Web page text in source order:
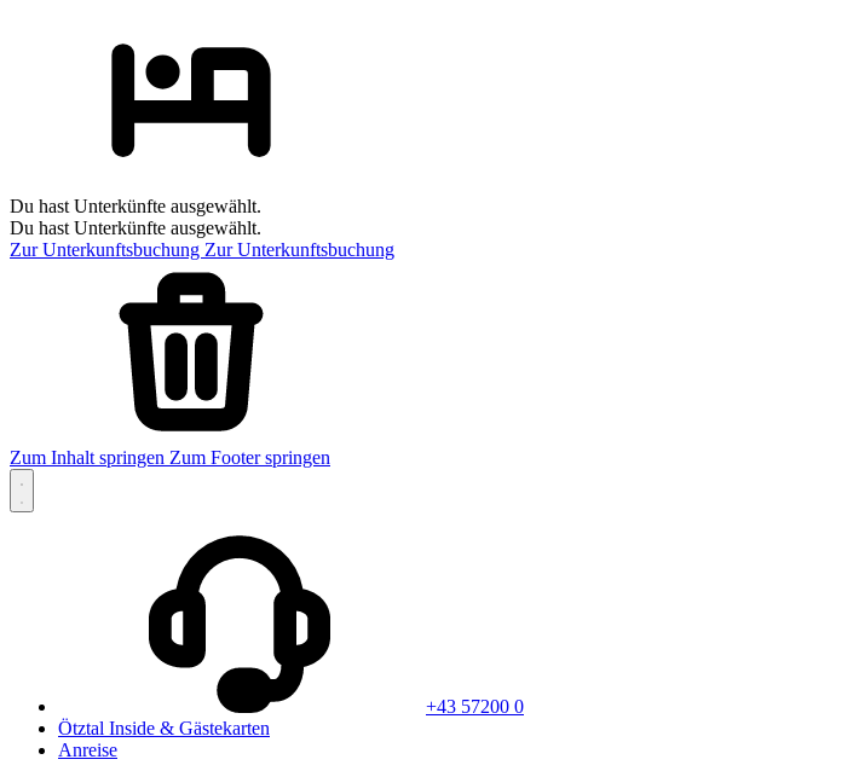
Du hast Unterkünfte ausgewählt.
Du hast Unterkünfte ausgewählt.
Zur Unterkunftsbuchung Zur Unterkunftsbuchung
Zum Inhalt springen Zum Footer springen
+43 57200 0
Ötztal Inside & Gästekarten
Anreise